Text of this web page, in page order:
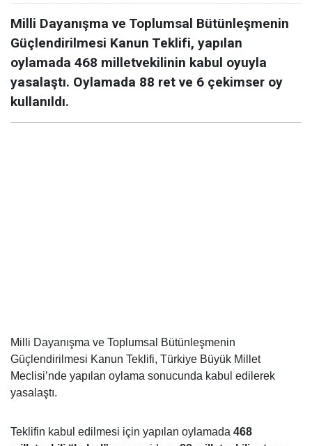
Milli Dayanışma ve Toplumsal Bütünleşmenin
Güçlendirilmesi Kanun Teklifi, yapılan
oylamada 468 milletvekilinin kabul oyuyla
yasalaştı. Oylamada 88 ret ve 6 çekimser oy
kullanıldı.
Milli Dayanışma ve Toplumsal Bütünleşmenin
Güçlendirilmesi Kanun Teklifi, Türkiye Büyük Millet
Meclisi’nde yapılan oylama sonucunda kabul edilerek
yasalaştı.
Teklifin kabul edilmesi için yapılan oylamada 468